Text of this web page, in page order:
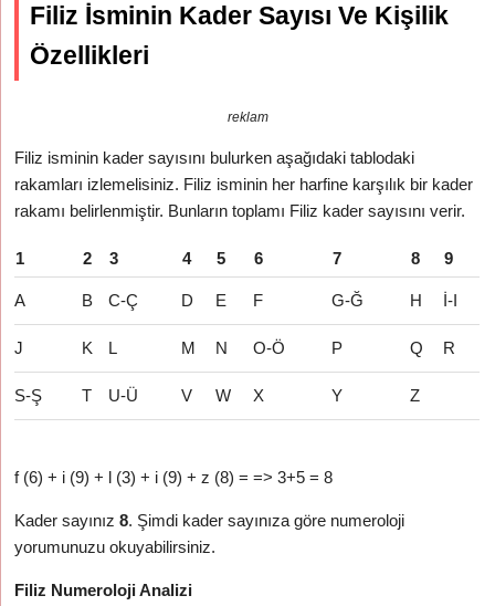
Filiz İsminin Kader Sayısı Ve Kişilik
Özellikleri
reklam
Filiz isminin kader sayısını bulurken aşağıdaki tablodaki
rakamları izlemelisiniz. Filiz isminin her harfine karşılık bir kader
rakamı belirlenmiştir. Bunların toplamı Filiz kader sayısını verir.
1 2 3 4 5 6 7 8 9
A B C-Ç D E F G-Ğ H İ-I
J K L M N O-Ö P Q R
S-Ş T U-Ü V W X Y Z
f (6) + i (9) + l (3) + i (9) + z (8) = => 3+5 = 8
Kader sayınız8. Şimdi kader sayınıza göre numeroloji
yorumunuzu okuyabilirsiniz.
Filiz Numeroloji Analizi